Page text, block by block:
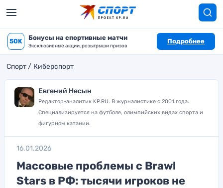
50K Бонусы на спортивные матчи
Эксклюзивные акции, розыгрыши призов
Подробнее
Спорт Киберспорт
Евгений Несын
Редактор-аналитик KP.RU. В журналистике с 2001 года.
Специализируется на футболе, олимпийских видах спорта и
фигурном катании.
16.01.2026
Массовые проблемы с Brawl
Stars в РФ: тысячи игроков не